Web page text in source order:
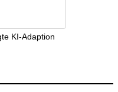
KI-Adaption